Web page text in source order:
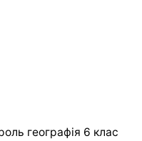
географія 6 клас